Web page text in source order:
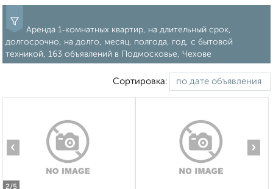
Аренда 1‑комнатных квартир, на длительный срок,
долгосрочно, на долго, месяц, полгода, год, с бытовой
техникой, 163 объявлений в Подмосковье, Чехове
Сортировка:
2/5
‹ ›